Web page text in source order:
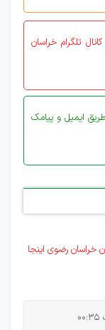
تلگرام خراسان
ایمیل و پیامک
خراسان رضوی اینجا